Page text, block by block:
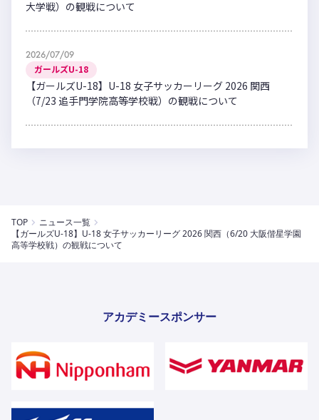
大学戦）の観戦について
2026/07/09
ガールズU-18
【ガールズU-18】U-18 女子サッカーリーグ 2026 関西
（7/23 追手門学院高等学校戦）の観戦について
TOP
ニュース一覧
【ガールズU-18】U-18 女子サッカーリーグ 2026 関西（6/20 大阪偕星学園
高等学校戦）の観戦について
アカデミースポンサー